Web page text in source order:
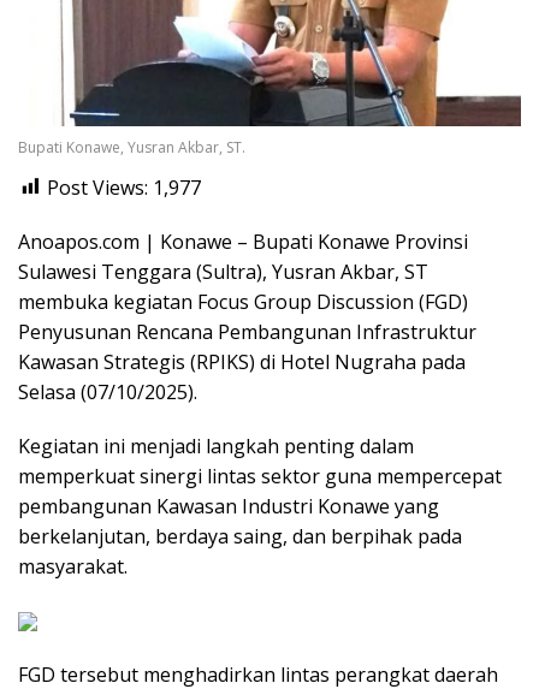
Bupati Konawe, Yusran Akbar, ST.
Post Views: 1,977
Anoapos.com | Konawe – Bupati Konawe Provinsi
Sulawesi Tenggara (Sultra), Yusran Akbar, ST
membuka kegiatan Focus Group Discussion (FGD)
Penyusunan Rencana Pembangunan Infrastruktur
Kawasan Strategis (RPIKS) di Hotel Nugraha pada
Selasa (07/10/2025).
Kegiatan ini menjadi langkah penting dalam
memperkuat sinergi lintas sektor guna mempercepat
pembangunan Kawasan Industri Konawe yang
berkelanjutan, berdaya saing, dan berpihak pada
masyarakat.
FGD tersebut menghadirkan lintas perangkat daerah